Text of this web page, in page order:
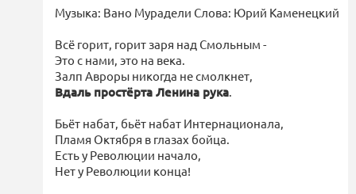
Музыка: Вано Мурадели Слова: Юрий Каменецкий
Всё горит, горит заря над Смольным -
Это с нами, это на века.
Залп Авроры никогда не смолкнет,
Вдаль простёрта Ленина рука.
Бьёт набат, бьёт набат Интернационала,
Пламя Октября в глазах бойца.
Есть у Революции начало,
Нет у Революции конца!